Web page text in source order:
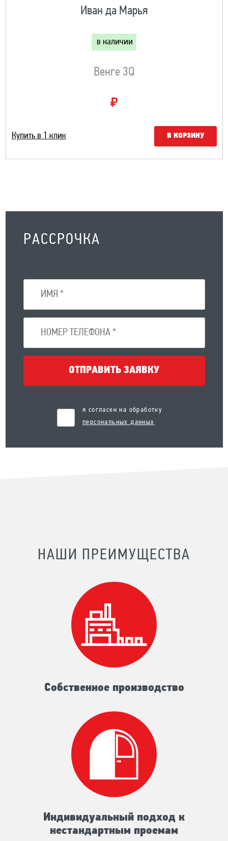
Иван да Марья
в наличии
Венге 3Q
₽
Купить в 1 клик В КОРЗИНУ
РАССРОЧКА
ОТПРАВИТЬ ЗАЯВКУ
я согласен на обработку
персональных данных
НАШИ ПРЕИМУЩЕСТВА
Собственное производство
Индивидуальный подход к
нестандартным проемам